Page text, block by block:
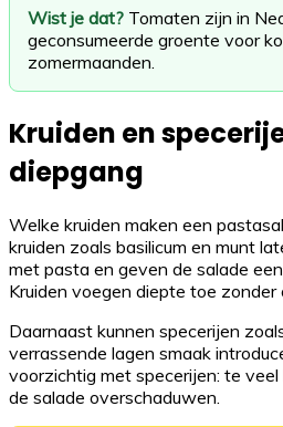
Wist je dat? Tomaten zijn in
geconsumeerde groente voor
zomermaanden.
Kruiden en
diepgang
Welke kruiden maken een
kruiden zoals basilicum en munt
met pasta en geven de salade
Kruiden voegen diepte toe zonder
Daarnaast kunnen specerijen
verrassende lagen smaak
voorzichtig met specerijen: te
de salade overschaduwen.